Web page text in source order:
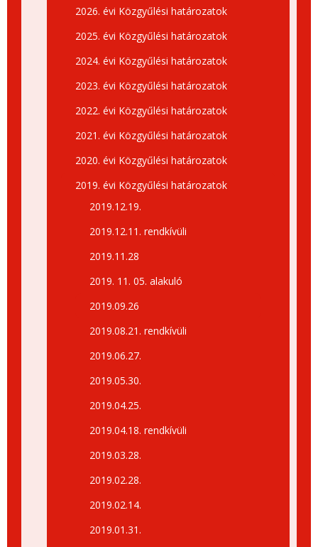
2026. évi Közgyűlési határozatok
2025. évi Közgyűlési határozatok
2024. évi Közgyűlési határozatok
2023. évi Közgyűlési határozatok
2022. évi Közgyűlési határozatok
2021. évi Közgyűlési határozatok
2020. évi Közgyűlési határozatok
2019. évi Közgyűlési határozatok
2019.12.19.
2019.12.11. rendkívüli
2019.11.28
2019. 11. 05. alakuló
2019.09.26
2019.08.21. rendkívüli
2019.06.27.
2019.05.30.
2019.04.25.
2019.04.18. rendkívüli
2019.03.28.
2019.02.28.
2019.02.14.
2019.01.31.